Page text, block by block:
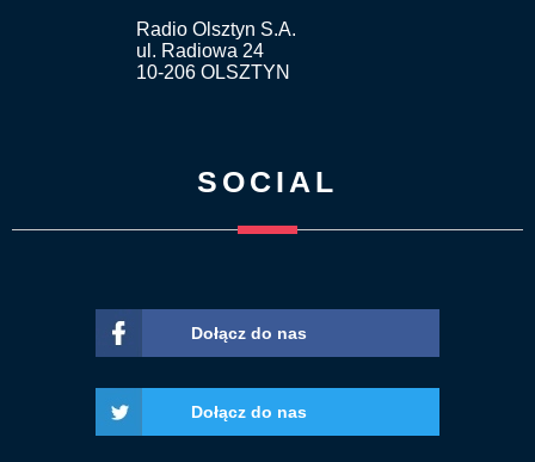
Radio Olsztyn S.A.
ul. Radiowa 24
10-206 OLSZTYN
SOCIAL
Dołącz do nas
Dołącz do nas